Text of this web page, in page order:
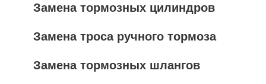
Замена тормозных цилиндров
Замена троса ручного тормоза
Замена тормозных шлангов